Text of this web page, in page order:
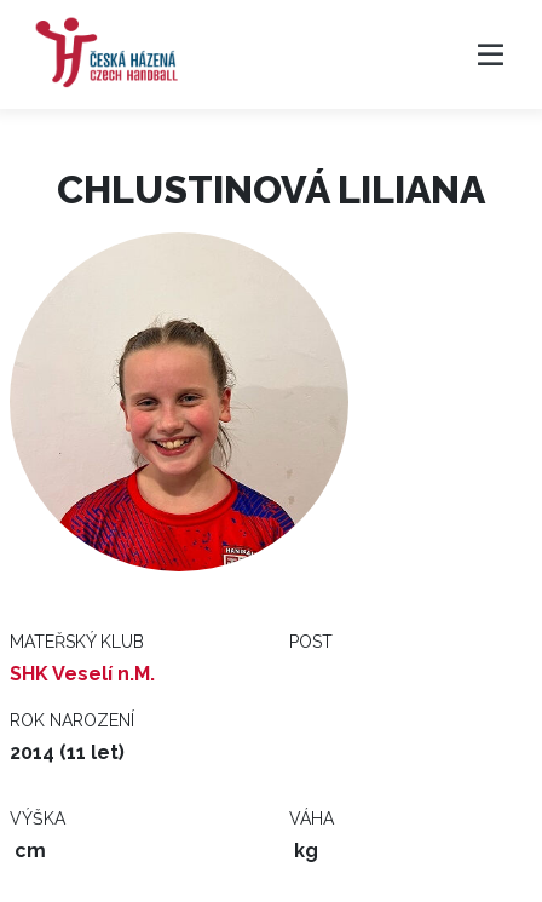
CHLUSTINOVÁ LILIANA
MATEŘSKÝ KLUB
SHK Veselí n.M.
POST
ROK NAROZENÍ
2014 (11 let)
VÝŠKA
cm
VÁHA
kg